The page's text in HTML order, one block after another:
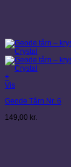
+
Vis
Geode Tårn Nr. 6
149,00 kr.